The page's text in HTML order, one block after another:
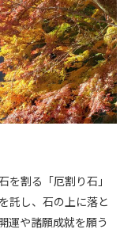
を割る「厄割り石」
託し、石の上に落と
運や諸願成就を願う